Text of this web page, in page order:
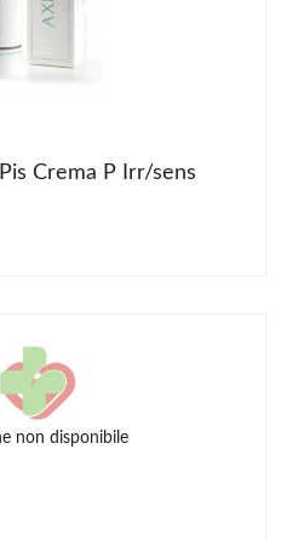
Crema P Irr/sens
non disponibile